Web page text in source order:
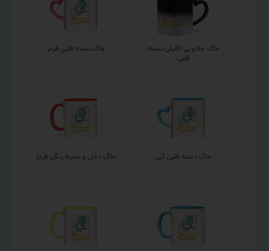
ماگ جادویی اکلیلی دسته
قلبی
ماگ دسته قلبی قرمز
ماگ دسته قلبی آبی ماگ دخل و دسته رنگی قرمز